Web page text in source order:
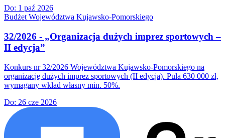
Do: 1 paź 2026
Budżet Województwa Kujawsko-Pomorskiego
32/2026 - „Organizacja dużych imprez sportowych –
II edycja”
Konkurs nr 32/2026 Województwa Kujawsko-Pomorskiego na
organizację dużych imprez sportowych (II edycja). Pula 630 000 zł,
wymagany wkład własny min. 50%.
Do: 26 cze 2026